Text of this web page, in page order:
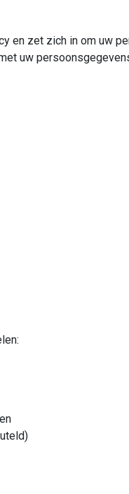
en zet zich in om uw
uw